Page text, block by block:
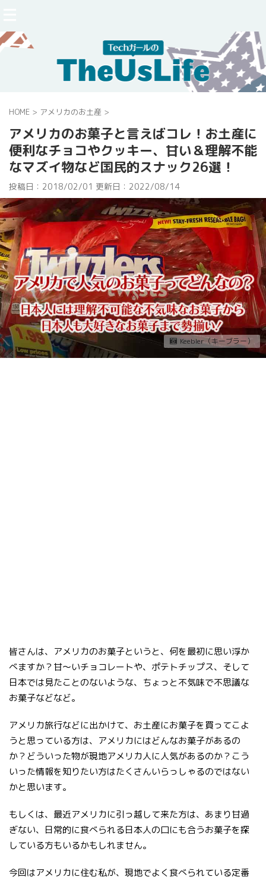
HOME > アメリカのお土産 >
アメリカのお菓子と言えばコレ！お土産に
便利なチョコやクッキー、甘い＆理解不能
なマズイ物など国民的スナック26選！
投稿日：2018/02/01 更新日： 2022/08/14
Keebler（キーブラー）
皆さんは、アメリカのお菓子というと、何を最初に思い浮か
べますか？甘～いチョコレートや、ポテトチップス、そして
日本では見たことのないような、ちょっと不気味で不思議な
お菓子などなど。
アメリカ旅行などに出かけて、お土産にお菓子を買ってこよ
うと思っている方は、アメリカにはどんなお菓子があるの
か？どういった物が現地アメリカ人に人気があるのか？こう
いった情報を知りたい方はたくさんいらっしゃるのではない
かと思います。
もしくは、最近アメリカに引っ越して来た方は、あまり甘過
ぎない、日常的に食べられる日本人の口にも合うお菓子を探
している方もいるかもしれません。
今回はアメリカに住む私が、現地でよく食べられている定番